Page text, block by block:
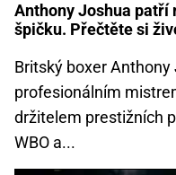
Anthony Joshua patří
špičku. Přečtěte si
Britský boxer
profesionálním
držitelem prestižních
WBO a...